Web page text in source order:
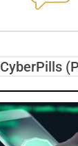
CyberPills